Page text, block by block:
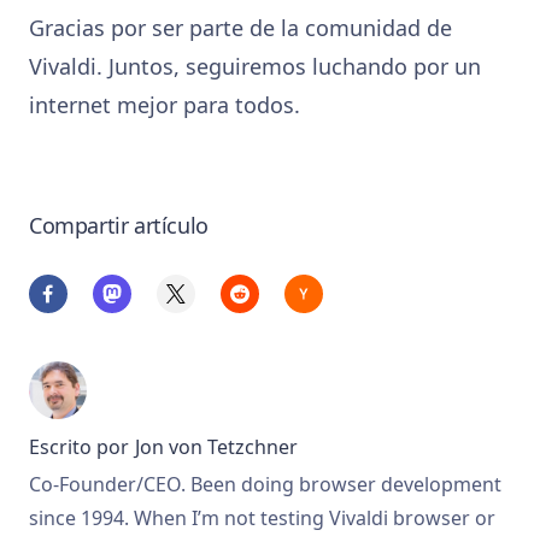
Gracias por ser parte de la comunidad de
Vivaldi. Juntos, seguiremos luchando por un
internet mejor para todos.
Compartir artículo
Escrito por Jon von Tetzchner
Co-Founder/CEO. Been doing browser development
since 1994. When I’m not testing Vivaldi browser or